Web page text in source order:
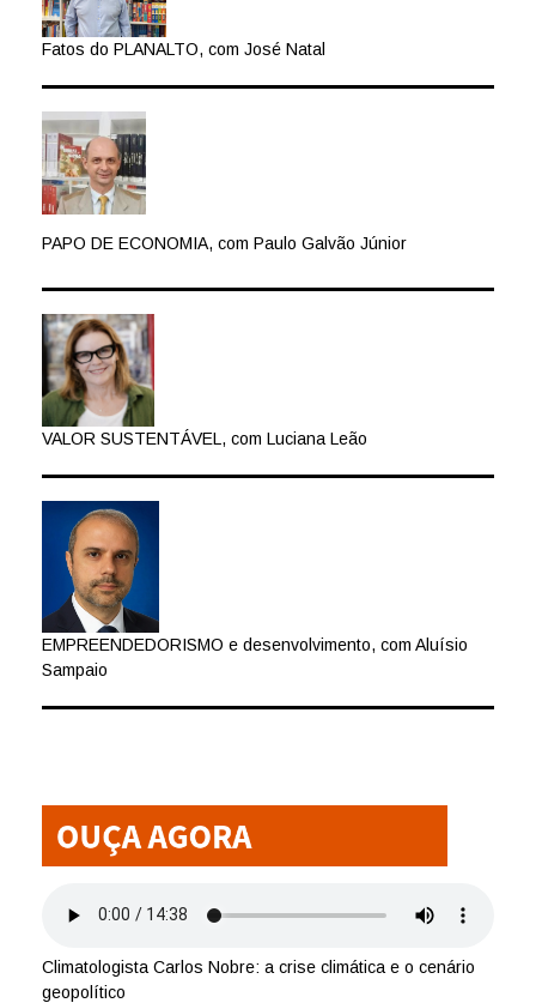
Fatos do PLANALTO, com José Natal
PAPO DE ECONOMIA, com Paulo Galvão Júnior
VALOR SUSTENTÁVEL, com Luciana Leão
EMPREENDEDORISMO e desenvolvimento, com Aluísio
Sampaio
Climatologista Carlos Nobre: a crise climática e o cenário
geopolítico